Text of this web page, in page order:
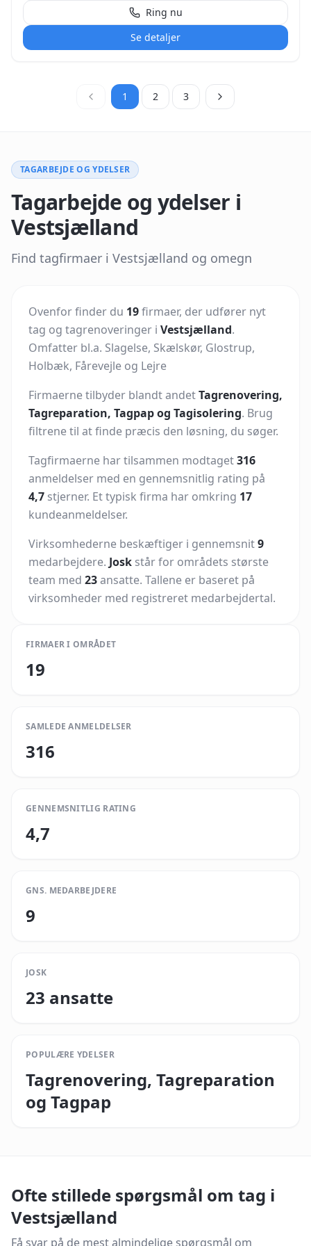
materialer i den tungere ende af markedet. V-Tag
tilbyder praktisk rådgivning fra idé til færdigt tag og
håndterer både reparationer og løbende vedligehold.
Der nævnes hurtig tilbagemelding, typisk inden for 24
timer. Virksomheden angiver mere end 10 års erfaring
med tagpapopgaver.
Ring nu
Se detaljer
1 2 3
TAGARBEJDE OG YDELSER
Tagarbejde og ydelser i
Vestsjælland
Find tagfirmaer i Vestsjælland og omegn
Ovenfor finder du 19firmaer, der udfører nyt
tag og tagrenoveringer i Vestsjælland.
Omfatter bl.a. Slagelse, Skælskør, Glostrup,
Holbæk, Fårevejle og Lejre
Firmaerne tilbyder blandt andetTagrenovering,
Tagreparation, Tagpap og Tagisolering. Brug
filtrene til at finde præcis den løsning, du søger.
Tagfirmaerne har tilsammen modtaget316
anmeldelser med en gennemsnitlig rating på
4,7 stjerner. Et typisk firma har omkring 17
kundeanmeldelser.
Virksomhederne beskæftiger i gennemsnit9
medarbejdere. Josk står for områdets største
team med 23ansatte. Tallene er baseret på
virksomheder med registreret medarbejdertal.
FIRMAER I OMRÅDET
19
SAMLEDE ANMELDELSER
316
GENNEMSNITLIG RATING
4,7
GNS. MEDARBEJDERE
9
JOSK
23 ansatte
POPULÆRE YDELSER
Tagrenovering, Tagreparation
og Tagpap
Ofte stillede spørgsmål om tag i
Vestsjælland
Få svar på de mest almindelige spørgsmål om